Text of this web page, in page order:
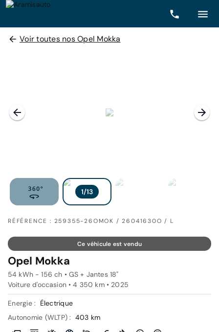
Voir toutes nos Opel Mokka
RÉFÉRENCE : 259355-26OMOK / 26041630O / L
Ce véhicule est vendu
Opel Mokka
54 kWh - 156 ch • GS + Jantes 18"
Voiture d'occasion • 4 350 km • 2025
Energie :
Électrique
Autonomie (WLTP) : 403 km